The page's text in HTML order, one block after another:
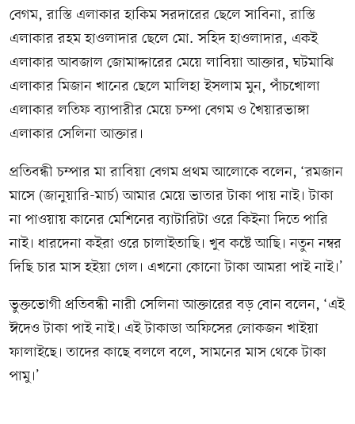
বেগম, রাস্তি এলাকার হাকিম সরদারের ছেলে সাবিনা, রাস্তি
এলাকার রহম হাওলাদার ছেলে মো. সহিদ হাওলাদার, একই
এলাকার আবজাল জোমাদ্দারের মেয়ে লাবিয়া আক্তার, ঘটমাঝি
এলাকার মিজান খানের ছেলে মালিহা ইসলাম মুন, পাঁচখোলা
এলাকার লতিফ ব্যাপারীর মেয়ে চম্পা বেগম ও খৈয়ারভাঙ্গা
এলাকার সেলিনা আক্তার।
প্রতিবন্ধী চম্পার মা রাবিয়া বেগম প্রথম আলোকে বলেন, ‘রমজান
মাসে (জানুয়ারি-মার্চ) আমার মেয়ে ভাতার টাকা পায় নাই। টাকা
না পাওয়ায় কানের মেশিনের ব্যাটারিটা ওরে কিইনা দিতে পারি
নাই। ধারদেনা কইরা ওরে চালাইতাছি। খুব কষ্টে আছি। নতুন নম্বর
দিছি চার মাস হইয়া গেল। এখনো কোনো টাকা আমরা পাই নাই।’
ভুক্তভোগী প্রতিবন্ধী নারী সেলিনা আক্তারের বড় বোন বলেন, ‘এই
ঈদেও টাকা পাই নাই। এই টাকাডা অফিসের লোকজন খাইয়া
ফালাইছে। তাদের কাছে বললে বলে, সামনের মাস থেকে টাকা
পামু।’